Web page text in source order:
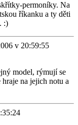
permoníky. Na
říkanku a ty děti
:)
v 20:59:55
model, rýmují se
na jejich notu a